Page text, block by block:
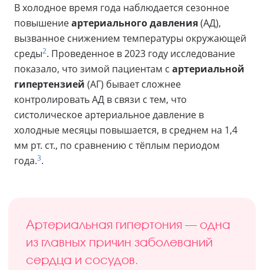
В холодное время года наблюдается сезонное
повышениеартериального давления(АД),
вызванное снижением температуры окружающей
среды2. Проведенное в 2023 году исследование
показало, что зимой пациентам с артериальной
гипертензией (АГ) бывает сложнее
контролировать АД в связи с тем, что
систолическое артериальное давление в
холодные месяцы повышается, в среднем на 1,4
мм рт. ст., по сравнению с тёплым периодом
года.3.
Артериальная гипертония — одна
из главных причин заболеваний
сердца и сосудов.